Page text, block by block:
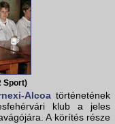
Sport)
Alcoatörténetének
klub a jeles
A körítés része